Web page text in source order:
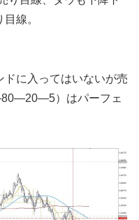
線。
ドに入ってはいないが売
）はパーフェ